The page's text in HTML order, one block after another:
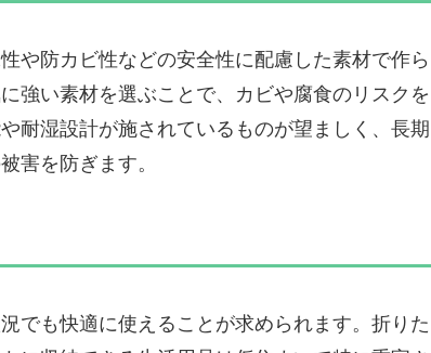
をトータルサポート
豊富なケア用品
ダイレクト 地震対策30点避難セット（1人
や防カビ性などの安全性に配慮した素材で作ら
強い素材を選ぶことで、カビや腐食のリスクを
耐湿設計が施されているものが望ましく、長期
害を防ぎます。
でも快適に使えることが求められます。折りた